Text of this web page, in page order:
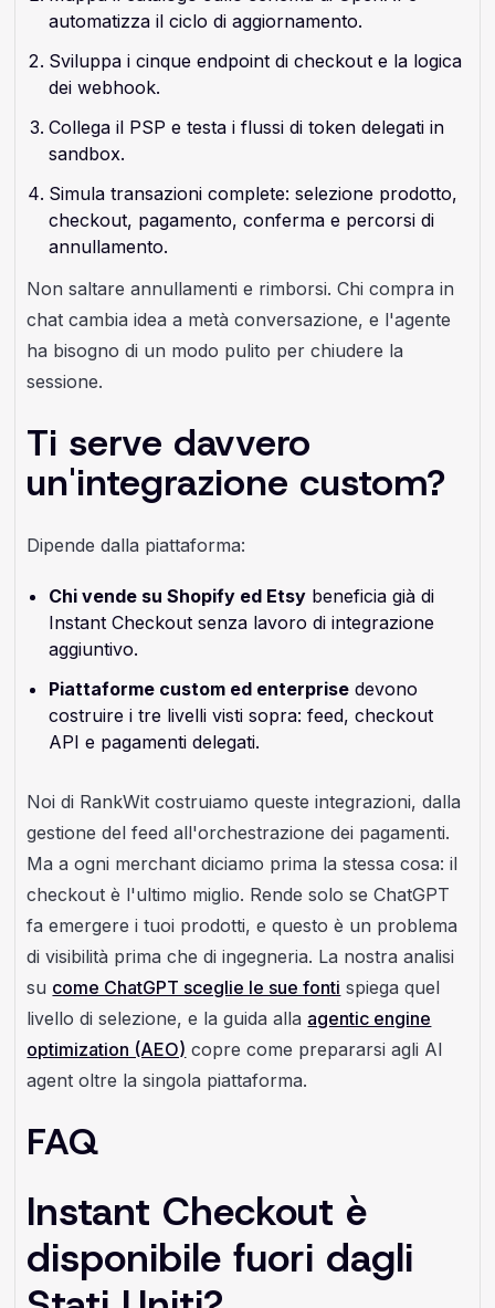
automatizza il ciclo di aggiornamento.
Sviluppa i cinque endpoint di checkout e la logica
dei webhook.
Collega il PSP e testa i flussi di token delegati in
sandbox.
Simula transazioni complete: selezione prodotto,
checkout, pagamento, conferma e percorsi di
annullamento.
Non saltare annullamenti e rimborsi. Chi compra in
chat cambia idea a metà conversazione, e l'agente
ha bisogno di un modo pulito per chiudere la
sessione.
Ti serve davvero
un'integrazione custom?
Dipende dalla piattaforma:
Chi vende su Shopify ed Etsy beneficia già di
Instant Checkout senza lavoro di integrazione
aggiuntivo.
Piattaforme custom ed enterprise devono
costruire i tre livelli visti sopra: feed, checkout
API e pagamenti delegati.
Noi di RankWit costruiamo queste integrazioni, dalla
gestione del feed all'orchestrazione dei pagamenti.
Ma a ogni merchant diciamo prima la stessa cosa: il
checkout è l'ultimo miglio. Rende solo se ChatGPT
fa emergere i tuoi prodotti, e questo è un problema
di visibilità prima che di ingegneria. La nostra analisi
su come ChatGPT sceglie le sue fonti spiega quel
livello di selezione, e la guida alla agentic engine
optimization (AEO) copre come prepararsi agli AI
agent oltre la singola piattaforma.
FAQ
Instant Checkout è
disponibile fuori dagli